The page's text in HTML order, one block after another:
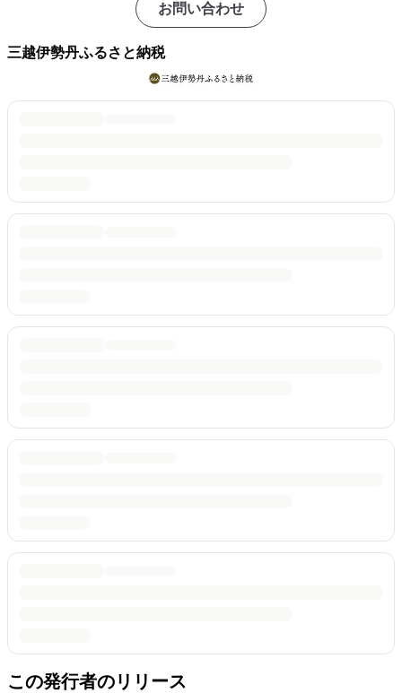
お問い合わせ
三越伊勢丹ふるさと納税
この発行者のリリース